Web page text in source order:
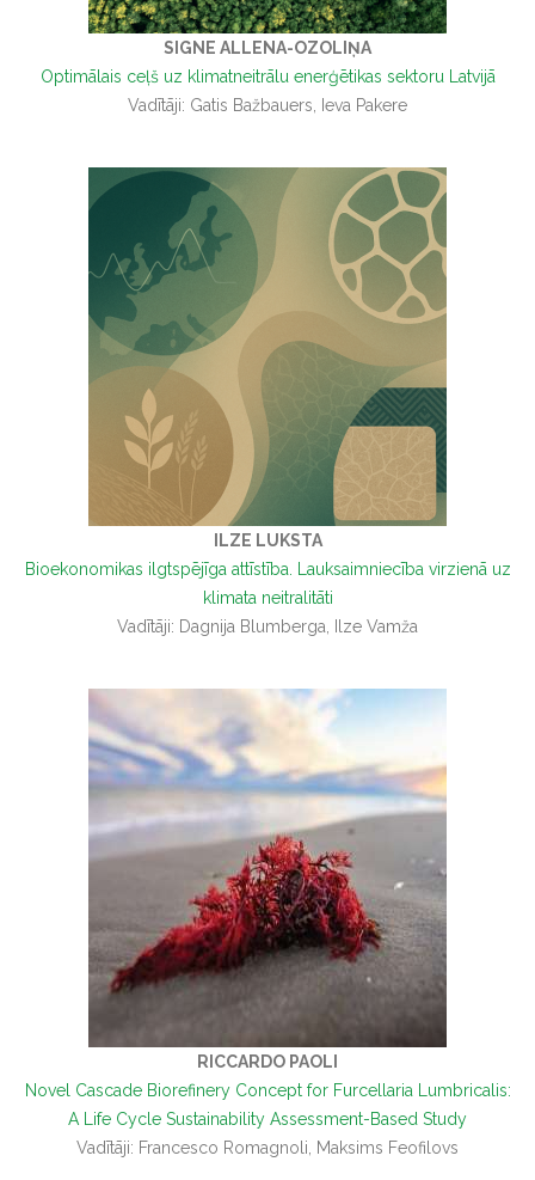
SIGNE ALLENA-OZOLIŅA
Optimālais ceļš uz klimatneitrālu enerģētikas sektoru Latvijā
Vadītāji: Gatis Bažbauers, Ieva Pakere
ILZE LUKSTA
Bioekonomikas ilgtspējīga attīstība. Lauksaimniecība virzienā uz
klimata neitralitāti
Vadītāji: Dagnija Blumberga, Ilze Vamža
RICCARDO PAOLI
Novel Cascade Biorefinery Concept for Furcellaria Lumbricalis:
A Life Cycle Sustainability Assessment-Based Study
Vadītāji: Francesco Romagnoli, Maksims Feofilovs